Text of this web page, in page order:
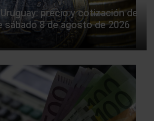
precio y cotización de
sábado 8 de agosto de 2026